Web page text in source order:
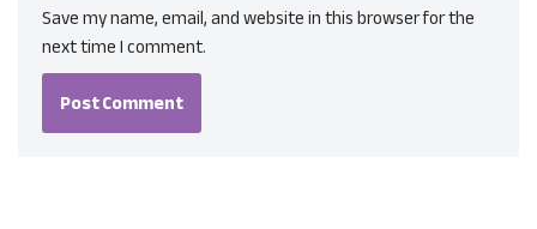
Save my name, email, and website in this browser for the
next time I comment.